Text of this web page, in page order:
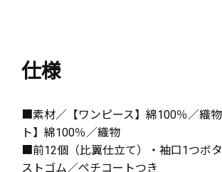
仕様
■素材／【ワンピース】綿100％／織
ト】綿100％／織物
■前12個（比翼仕立て）・袖口1つボ
ストゴム／ペチコートつき